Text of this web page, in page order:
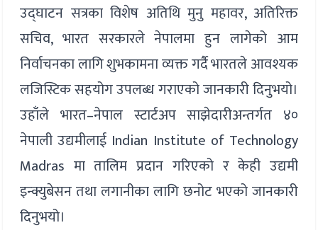
उद्घाटन सत्रका विशेष अतिथि मुनु महावर, अतिरिक्त
सचिव, भारत सरकारले नेपालमा हुन लागेको आम
निर्वाचनका लागि शुभकामना व्यक्त गर्दै भारतले आवश्यक
लजिस्टिक सहयोग उपलब्ध गराएको जानकारी दिनुभयो।
उहाँले भारत–नेपाल स्टार्टअप साझेदारीअन्तर्गत ४०
नेपाली उद्यमीलाई Indian Institute of Technology
Madras मा तालिम प्रदान गरिएको र केही उद्यमी
इन्क्युबेसन तथा लगानीका लागि छनोट भएको जानकारी
दिनुभयो।